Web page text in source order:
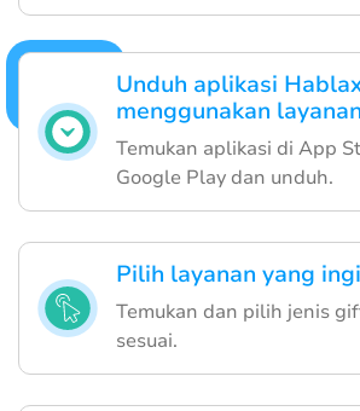
Unduh aplikasi
menggunakan layanan
Temukan aplikasi di App
Google Play dan unduh.
Pilih layanan yang
Temukan dan pilih jenis
sesuai.